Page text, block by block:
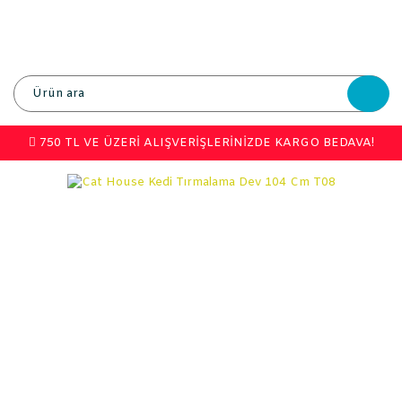
750 TL VE ÜZERİ ALIŞVERİŞLERİNİZDE KARGO BEDAVA!